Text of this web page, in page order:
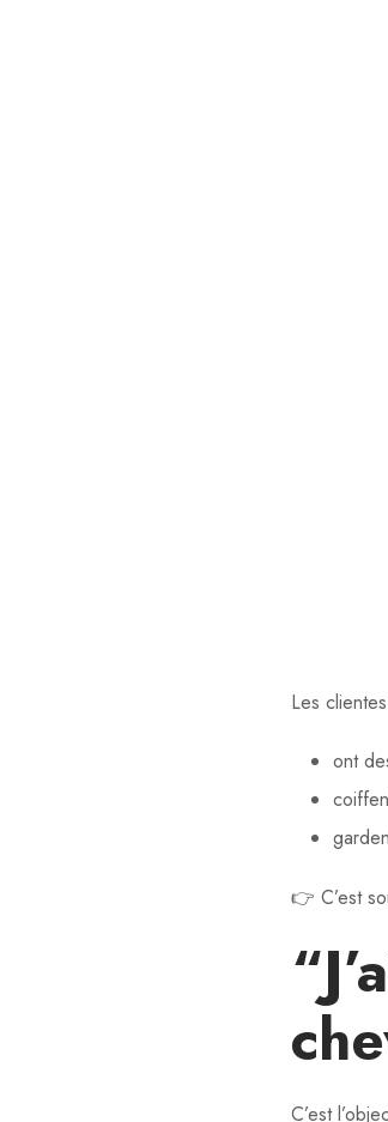
Les
ont
👉 C’est
C’est